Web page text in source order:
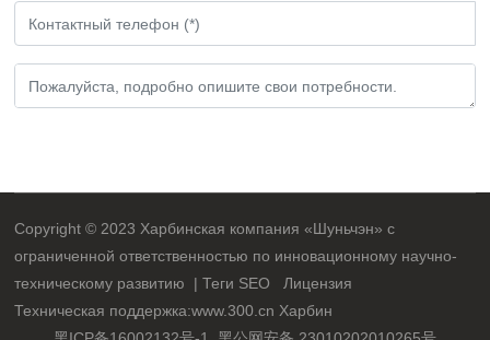
Copyright © 2023 Харбинская компания «Шуньчэн» с
ограниченной ответственностью по инновационному научно-
техническому развитию |Теги SEO
Лицензия
Техническая поддержка:www.300.cn Харбин